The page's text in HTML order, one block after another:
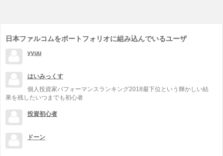
日本ファルコムをポートフォリオに組み込んでいるユーザ
yyuu
はいみっくす
個人投資家パフォーマンスランキング2018最下位という輝かしい結
果を残したいつまでも初心者
投資初心者
ドーン